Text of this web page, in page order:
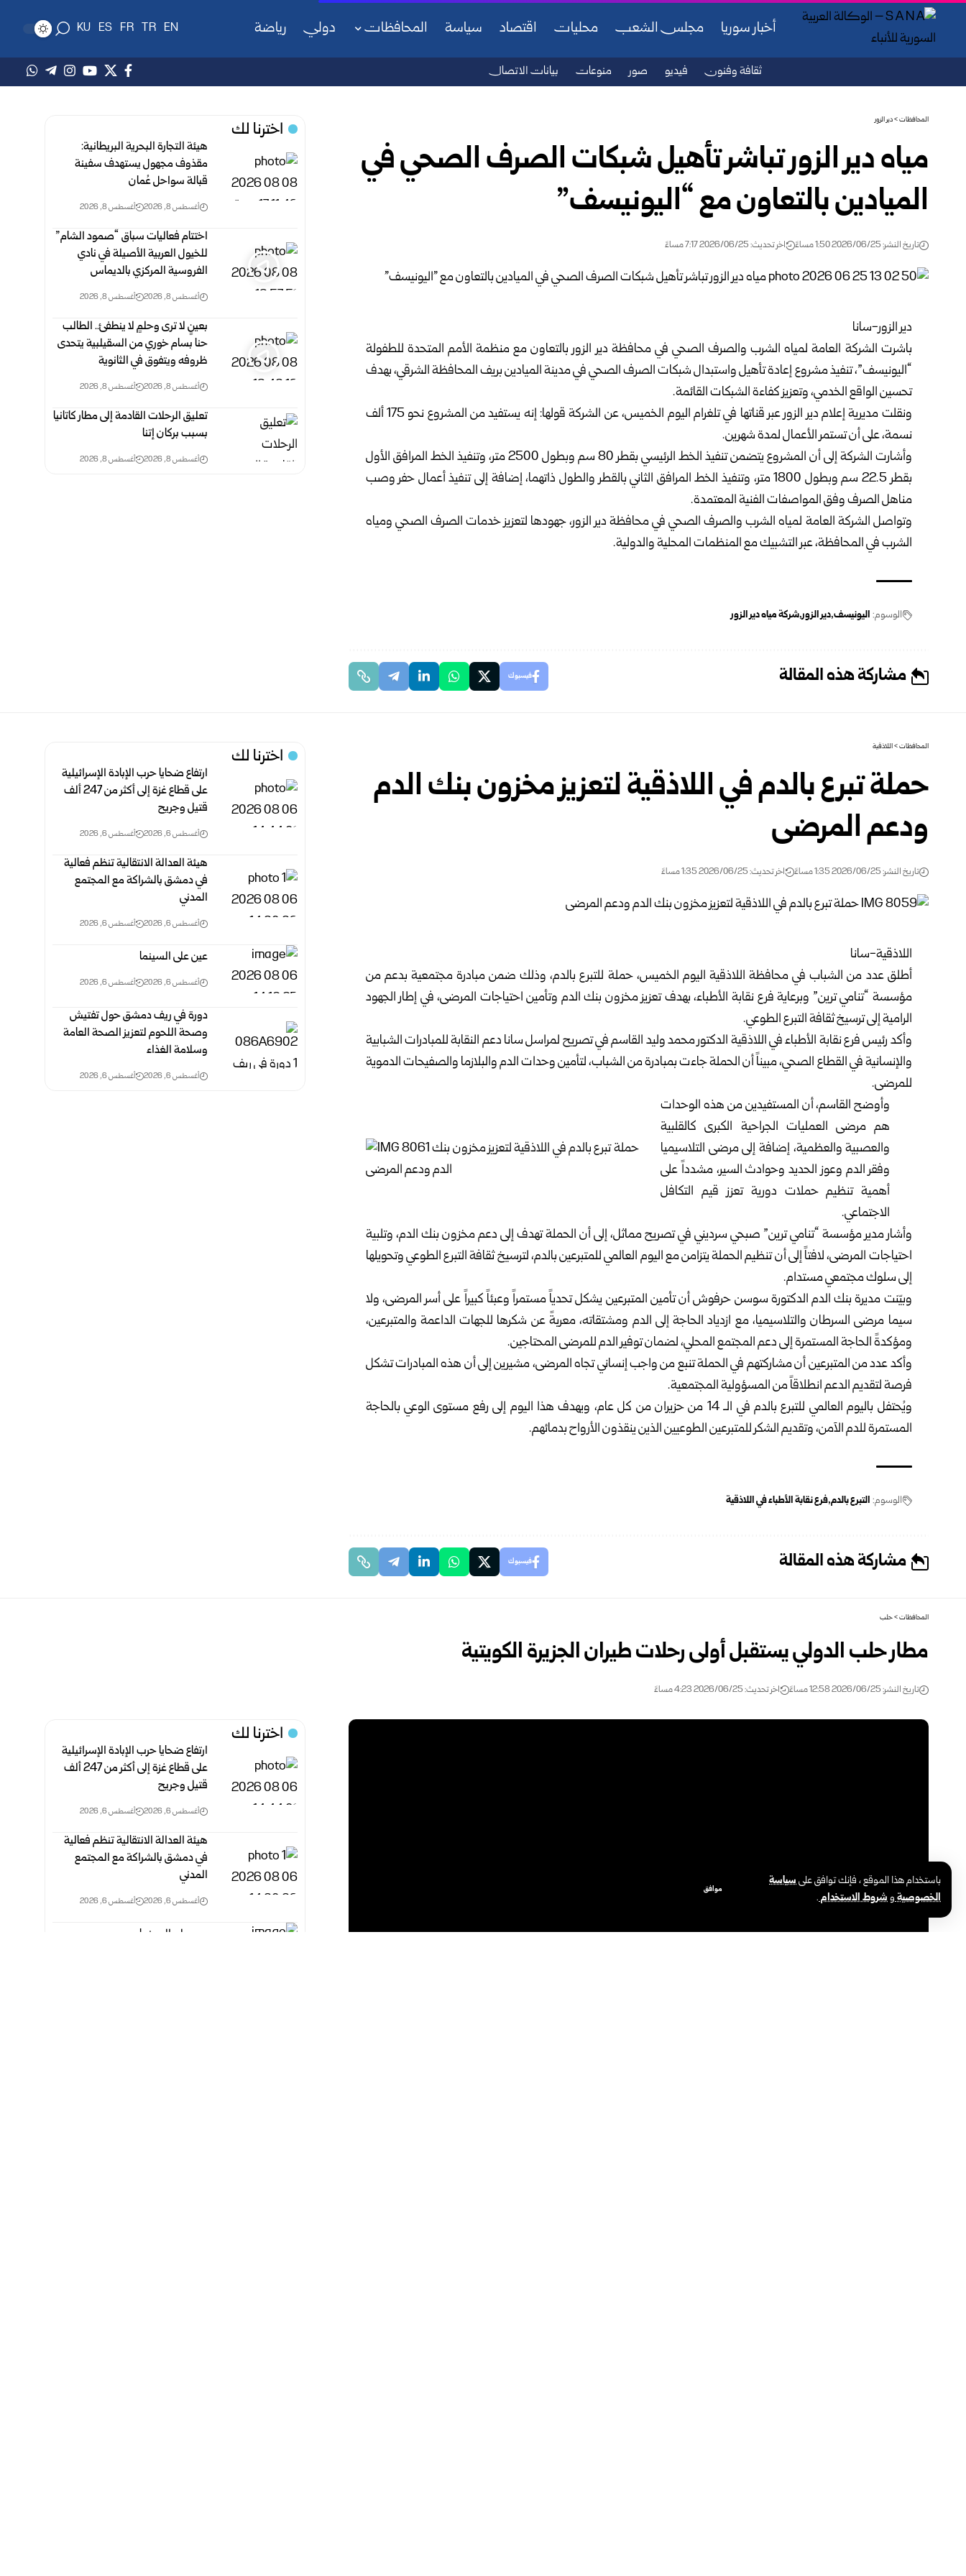
باستخدام هذا الموقع ، فإنك توافق علىسياسة
الخصوصيةوشروط الاستخدام.
موافق
أخبار سوريا مجلس الشعب محليات اقتصاد سياسة المحافظات دولي رياضة EN
TR
FR
ES
KU
ثقافة وفنون فيديو صور منوعات بيانات الاتصال
المحافظات>دير الزور
مياه دير الزور تباشر تأهيل شبكات الصرف الصحي في
الميادين بالتعاون مع “اليونيسف”
تاريخ النشر: 2026/06/25 1:50 مساءً اخر تحديث: 2026/06/25 7:17 مساءً
دير الزور-سانا
باشرت الشركة العامة لمياه الشرب والصرف الصحي في محافظة دير الزوربالتعاون مع منظمة الأمم المتحدة للطفولة
“اليونيسف”، تنفيذ مشروع إعادة تأهيل واستبدال شبكات الصرف الصحي في مدينة الميادين بريف المحافظة الشرقي، بهدف
تحسين الواقع الخدمي، وتعزيز كفاءة الشبكات القائمة.
ونقلت مديرية إعلام دير الزور عبر قناتها في تلغرام اليوم الخميس، عن الشركة قولها: إنه يستفيد من المشروع نحو 175 ألف
نسمة، على أن تستمر الأعمال لمدة شهرين.
وأشارت الشركة إلى أن المشروع يتضمن تنفيذ الخط الرئيسي بقطر 80 سم وبطول 2500 متر، وتنفيذ الخط المرافق الأول
بقطر 22.5 سم وبطول 1800 متر، وتنفيذ الخط المرافق الثاني بالقطر والطول ذاتهما، إضافة إلى تنفيذ أعمال حفر وصب
مناهل الصرف وفق المواصفات الفنية المعتمدة.
وتواصل الشركة العامة لمياه الشرب والصرف الصحي في محافظة دير الزور، جهودها لتعزيز خدمات الصرف الصحي ومياه
الشرب في المحافظة، عبر التشبيك مع المنظمات المحلية والدولية.
الوسوم: اليونيسف دير الزور شركة مياه دير الزور
مشاركة هذه المقالة فيسبوك
اخترنا لك
هيئة التجارة البحرية البريطانية:
مقذوف مجهول يستهدف سفينة
قبالة سواحل عُمان
أغسطس 8, 2026 أغسطس 8, 2026
اختتام فعاليات سباق “صمود الشام”
للخيول العربية الأصيلة في نادي
الفروسية المركزي بالديماس
أغسطس 8, 2026 أغسطس 8, 2026
بعينٍ لا ترى وحلمٍ لا ينطفئ.. الطالب
حنا بسام خوري من السقيلبية يتحدى
ظروفه ويتفوق في الثانوية
أغسطس 8, 2026 أغسطس 8, 2026
تعليق الرحلات القادمة إلى مطار كاتانيا
بسبب بركان إتنا
أغسطس 8, 2026 أغسطس 8, 2026
المحافظات>اللاذقية
حملة تبرع بالدم في اللاذقية لتعزيز مخزون بنك الدم
ودعم المرضى
تاريخ النشر: 2026/06/25 1:35 مساءً اخر تحديث: 2026/06/25 1:35 مساءً
اللاذقية-سانا
أطلق عدد من الشباب في محافظة اللاذقية اليوم الخميس، حملة للتبرع بالدم، وذلك ضمن مبادرة مجتمعية بدعم من
مؤسسة “تنامي ترين” وبرعاية فرع نقابة الأطباء، بهدف تعزيز مخزون بنك الدم وتأمين احتياجات المرضى، في إطار الجهود
الرامية إلى ترسيخ ثقافة التبرع الطوعي.
وأكد رئيس فرع نقابة الأطباء في اللاذقية الدكتور محمد وليد القاسم في تصريح لمراسل سانا دعم النقابة للمبادرات الشبابية
والإنسانية في القطاع الصحي، مبيناً أن الحملة جاءت بمبادرة من الشباب، لتأمين وحدات الدم والبلازما والصفيحات الدموية
للمرضى.
وأوضح القاسم، أن المستفيدين من هذه الوحدات
هم مرضى العمليات الجراحية الكبرى كالقلبية
والعصبية والعظمية، إضافة إلى مرضى التلاسيميا
وفقر الدم وعوز الحديد وحوادث السير، مشدداً على
أهمية تنظيم حملات دورية تعزز قيم التكافل
الاجتماعي.
وأشار مدير مؤسسة “تنامي ترين” صبحي سرديني في تصريح مماثل، إلى أن الحملة تهدف إلى دعم مخزون بنك الدم، وتلبية
احتياجات المرضى، لافتاً إلى أن تنظيم الحملة يتزامن مع اليوم العالمي للمتبرعين بالدم، لترسيخ ثقافة التبرع الطوعي وتحويلها
إلى سلوك مجتمعي مستدام.
وبيّنت مديرة بنك الدم الدكتورة سوسن حرفوش أن تأمين المتبرعين يشكل تحدياً مستمراً وعبئاً كبيراً على أسر المرضى، ولا
سيما مرضى السرطان والتلاسيميا، مع ازدياد الحاجة إلى الدم ومشتقاته، معربةً عن شكرها للجهات الداعمة والمتبرعين،
ومؤكدةً الحاجة المستمرة إلى دعم المجتمع المحلي، لضمان توفير الدم للمرضى المحتاجين.
وأكد عدد من المتبرعين أن مشاركتهم في الحملة تنبع من واجب إنساني تجاه المرضى، مشيرين إلى أن هذه المبادرات تشكل
فرصة لتقديم الدعم انطلاقاً من المسؤولية المجتمعية.
ويُحتفل باليوم العالمي للتبرع بالدم في الـ 14 من حزيران من كل عام، ويهدف هذا اليوم إلى رفع مستوى الوعي بالحاجة
المستمرة للدم الآمن، وتقديم الشكر للمتبرعين الطوعيين الذين ينقذون الأرواح بدمائهم.
الوسوم: التبرع بالدم فرع نقابة الأطباء في اللاذقية
مشاركة هذه المقالة فيسبوك
اخترنا لك
ارتفاع ضحايا حرب الإبادة الإسرائيلية
على قطاع غزة إلى أكثر من 247 ألف
قتيل وجريح
أغسطس 6, 2026 أغسطس 6, 2026
هيئة العدالة الانتقالية تنظم فعالية
في دمشق بالشراكة مع المجتمع
المدني
أغسطس 6, 2026 أغسطس 6, 2026
عين على السينما
أغسطس 6, 2026 أغسطس 6, 2026
دورة في ريف دمشق حول تفتيش
وصحة اللحوم لتعزيز الصحة العامة
وسلامة الغذاء
أغسطس 6, 2026 أغسطس 6, 2026
المحافظات>حلب
مطار حلب الدولي يستقبل أولى رحلات طيران الجزيرة الكويتية ‏
تاريخ النشر: 2026/06/25 12:58 مساءً اخر تحديث: 2026/06/25 4:23 مساءً
اخترنا لك
ارتفاع ضحايا حرب الإبادة الإسرائيلية
على قطاع غزة إلى أكثر من 247 ألف
قتيل وجريح
أغسطس 6, 2026 أغسطس 6, 2026
هيئة العدالة الانتقالية تنظم فعالية
في دمشق بالشراكة مع المجتمع
المدني
أغسطس 6, 2026 أغسطس 6, 2026
عين على السينما